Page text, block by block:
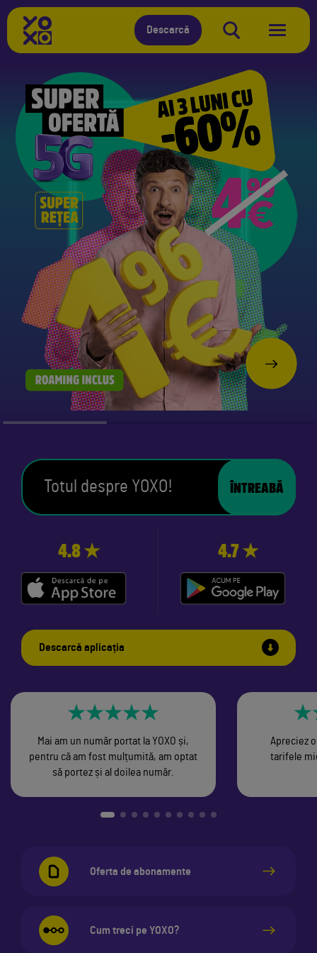
Descarcă
ÎNTREABĂ
4.8 ★ 4.7 ★
Descarcă aplicația
Mai am un număr portat la YOXO și,
pentru că am fost mulțumită, am optat
să portez și al doilea număr.
Apreciez
tarifele
Oferta de abonamente
Cum treci pe YOXO?